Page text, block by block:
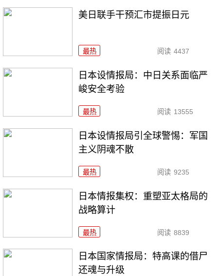
美日联手干预汇市提振日元
最热 阅读 4437
日本设情报局：中日关系面临严
峻安全考验
最热 阅读 13555
日本设情报局引全球警惕：军国
主义阴魂不散
最热 阅读 9235
日本情报集权：重塑亚太格局的
战略算计
最热 阅读 8839
日本国家情报局：特高课的借尸
还魂与升级